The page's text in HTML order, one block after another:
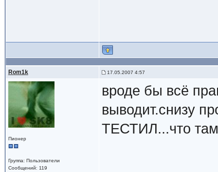
Rom1k 17.05.2007 4:57
Пионер
Группа: Пользователи
Сообщений: 119
вроде бы всё
выводит.снизу
ТЕСТИЛ...что